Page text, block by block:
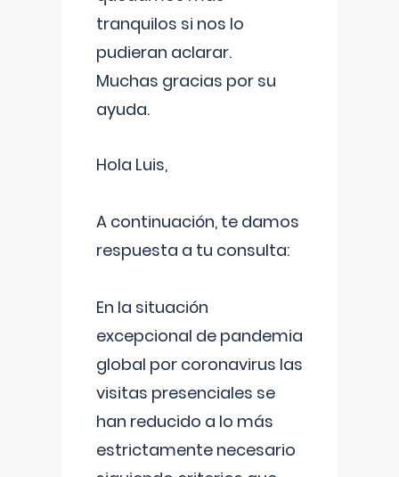
tranquilos si nos lo
pudieran aclarar.
Muchas gracias por su
ayuda.
Hola Luis,
A continuación, te damos
respuesta a tu consulta:
En la situación
excepcional de pandemia
global por coronavirus las
visitas presenciales se
han reducido a lo más
estrictamente necesario